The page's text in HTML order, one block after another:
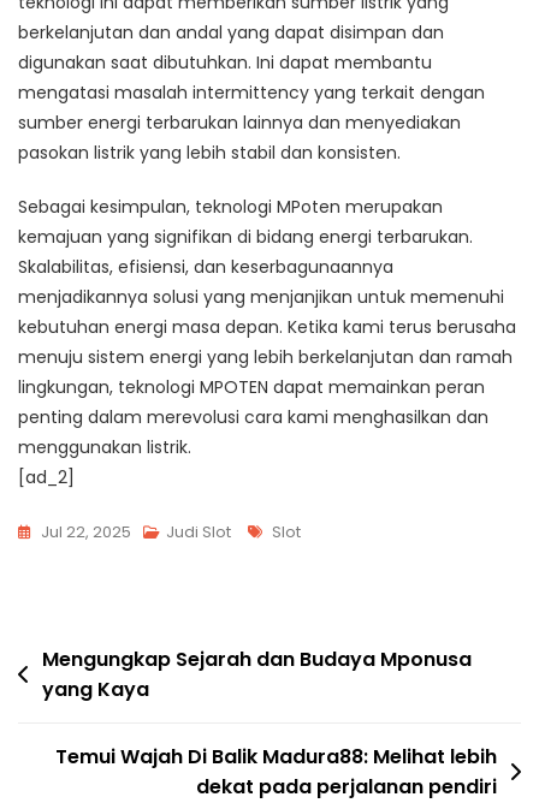
berkelanjutan dan andal yang dapat disimpan dan
digunakan saat dibutuhkan. Ini dapat membantu
mengatasi masalah intermittency yang terkait dengan
sumber energi terbarukan lainnya dan menyediakan
pasokan listrik yang lebih stabil dan konsisten.
Sebagai kesimpulan, teknologi MPoten merupakan
kemajuan yang signifikan di bidang energi terbarukan.
Skalabilitas, efisiensi, dan keserbagunaannya
menjadikannya solusi yang menjanjikan untuk memenuhi
kebutuhan energi masa depan. Ketika kami terus berusaha
menuju sistem energi yang lebih berkelanjutan dan ramah
lingkungan, teknologi MPOTEN dapat memainkan peran
penting dalam merevolusi cara kami menghasilkan dan
menggunakan listrik.
[ad_2]
Jul 22, 2025 Judi Slot Tags
Slot
Post
navigation
Mengungkap Sejarah dan Budaya Mponusa
yang Kaya
Temui Wajah Di Balik Madura88: Melihat lebih
dekat pada perjalanan pendiri